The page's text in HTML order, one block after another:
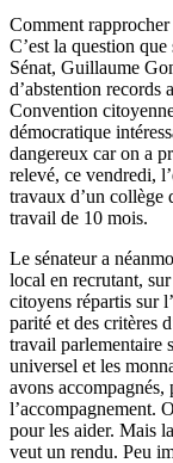
Comment
C’est la question
Sénat, Guillaume
d’abstention records
Convention
démocratique
dangereux car on a
relevé, ce vendredi,
travaux d’un collège
travail de 10 mois.
Le sénateur a
local en recrutant,
citoyens répartis sur
parité et des critères
travail parlementaire
universel et les
avons accompagnés,
l’accompagnement.
pour les aider. Mais
veut un rendu. Peu